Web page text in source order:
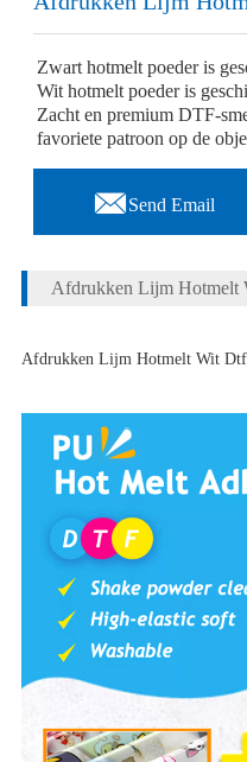
Zwart hotmelt poeder is
Wit hotmelt poeder is
Zacht en premium DTF-
favoriete patroon op de
Send Email
Afdrukken Lijm Hotmelt
Afdrukken Lijm Hotmelt Wit Dtf